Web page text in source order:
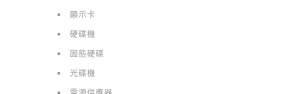
顯示卡
硬碟機
固態硬碟
光碟機